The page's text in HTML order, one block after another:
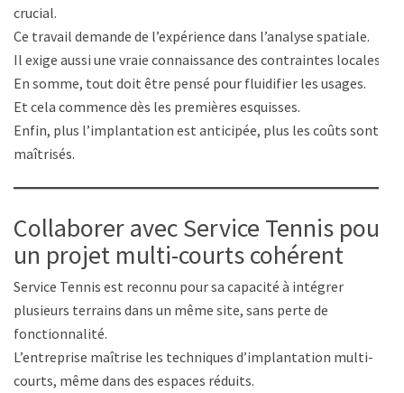
crucial.
Ce travail demande de l’expérience dans l’analyse spatiale.
Il exige aussi une vraie connaissance des contraintes locales.
En somme, tout doit être pensé pour fluidifier les usages.
Et cela commence dès les premières esquisses.
Enfin, plus l’implantation est anticipée, plus les coûts sont
maîtrisés.
Collaborer avec Service Tennis pour
un projet multi-courts cohérent
Service Tennis est reconnu pour sa capacité à intégrer
plusieurs terrains dans un même site, sans perte de
fonctionnalité.
L’entreprise maîtrise les techniques d’implantation multi-
courts, même dans des espaces réduits.